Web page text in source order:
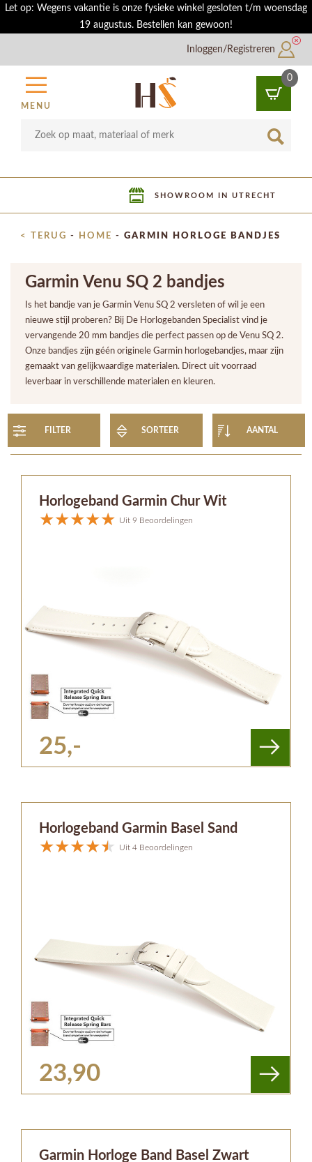
Let op: Wegens vakantie is onze fysieke winkel gesloten t/m woensdag
19 augustus. Bestellen kan gewoon!
Inloggen/Registreren
MENU
0
SHOWROOM IN UTRECHT
< TERUG - HOME - GARMIN HORLOGE BANDJES
Garmin Venu SQ 2 bandjes
Is het bandje van je Garmin Venu SQ 2 versleten of wil je een
nieuwe stijl proberen? Bij De Horlogebanden Specialist vind je
vervangende 20 mm bandjes die perfect passen op de Venu SQ 2.
Onze bandjes zijn géén originele Garmin horlogebandjes, maar zijn
gemaakt van gelijkwaardige materialen. Direct uit voorraad
leverbaar in verschillende materialen en kleuren.
FILTER SORTEER AANTAL
Horlogeband Garmin Chur Wit
Uit 9 Beoordelingen
25,-
Horlogeband Garmin Basel Sand
Uit 4 Beoordelingen
23,90
Garmin Horloge Band Basel Zwart